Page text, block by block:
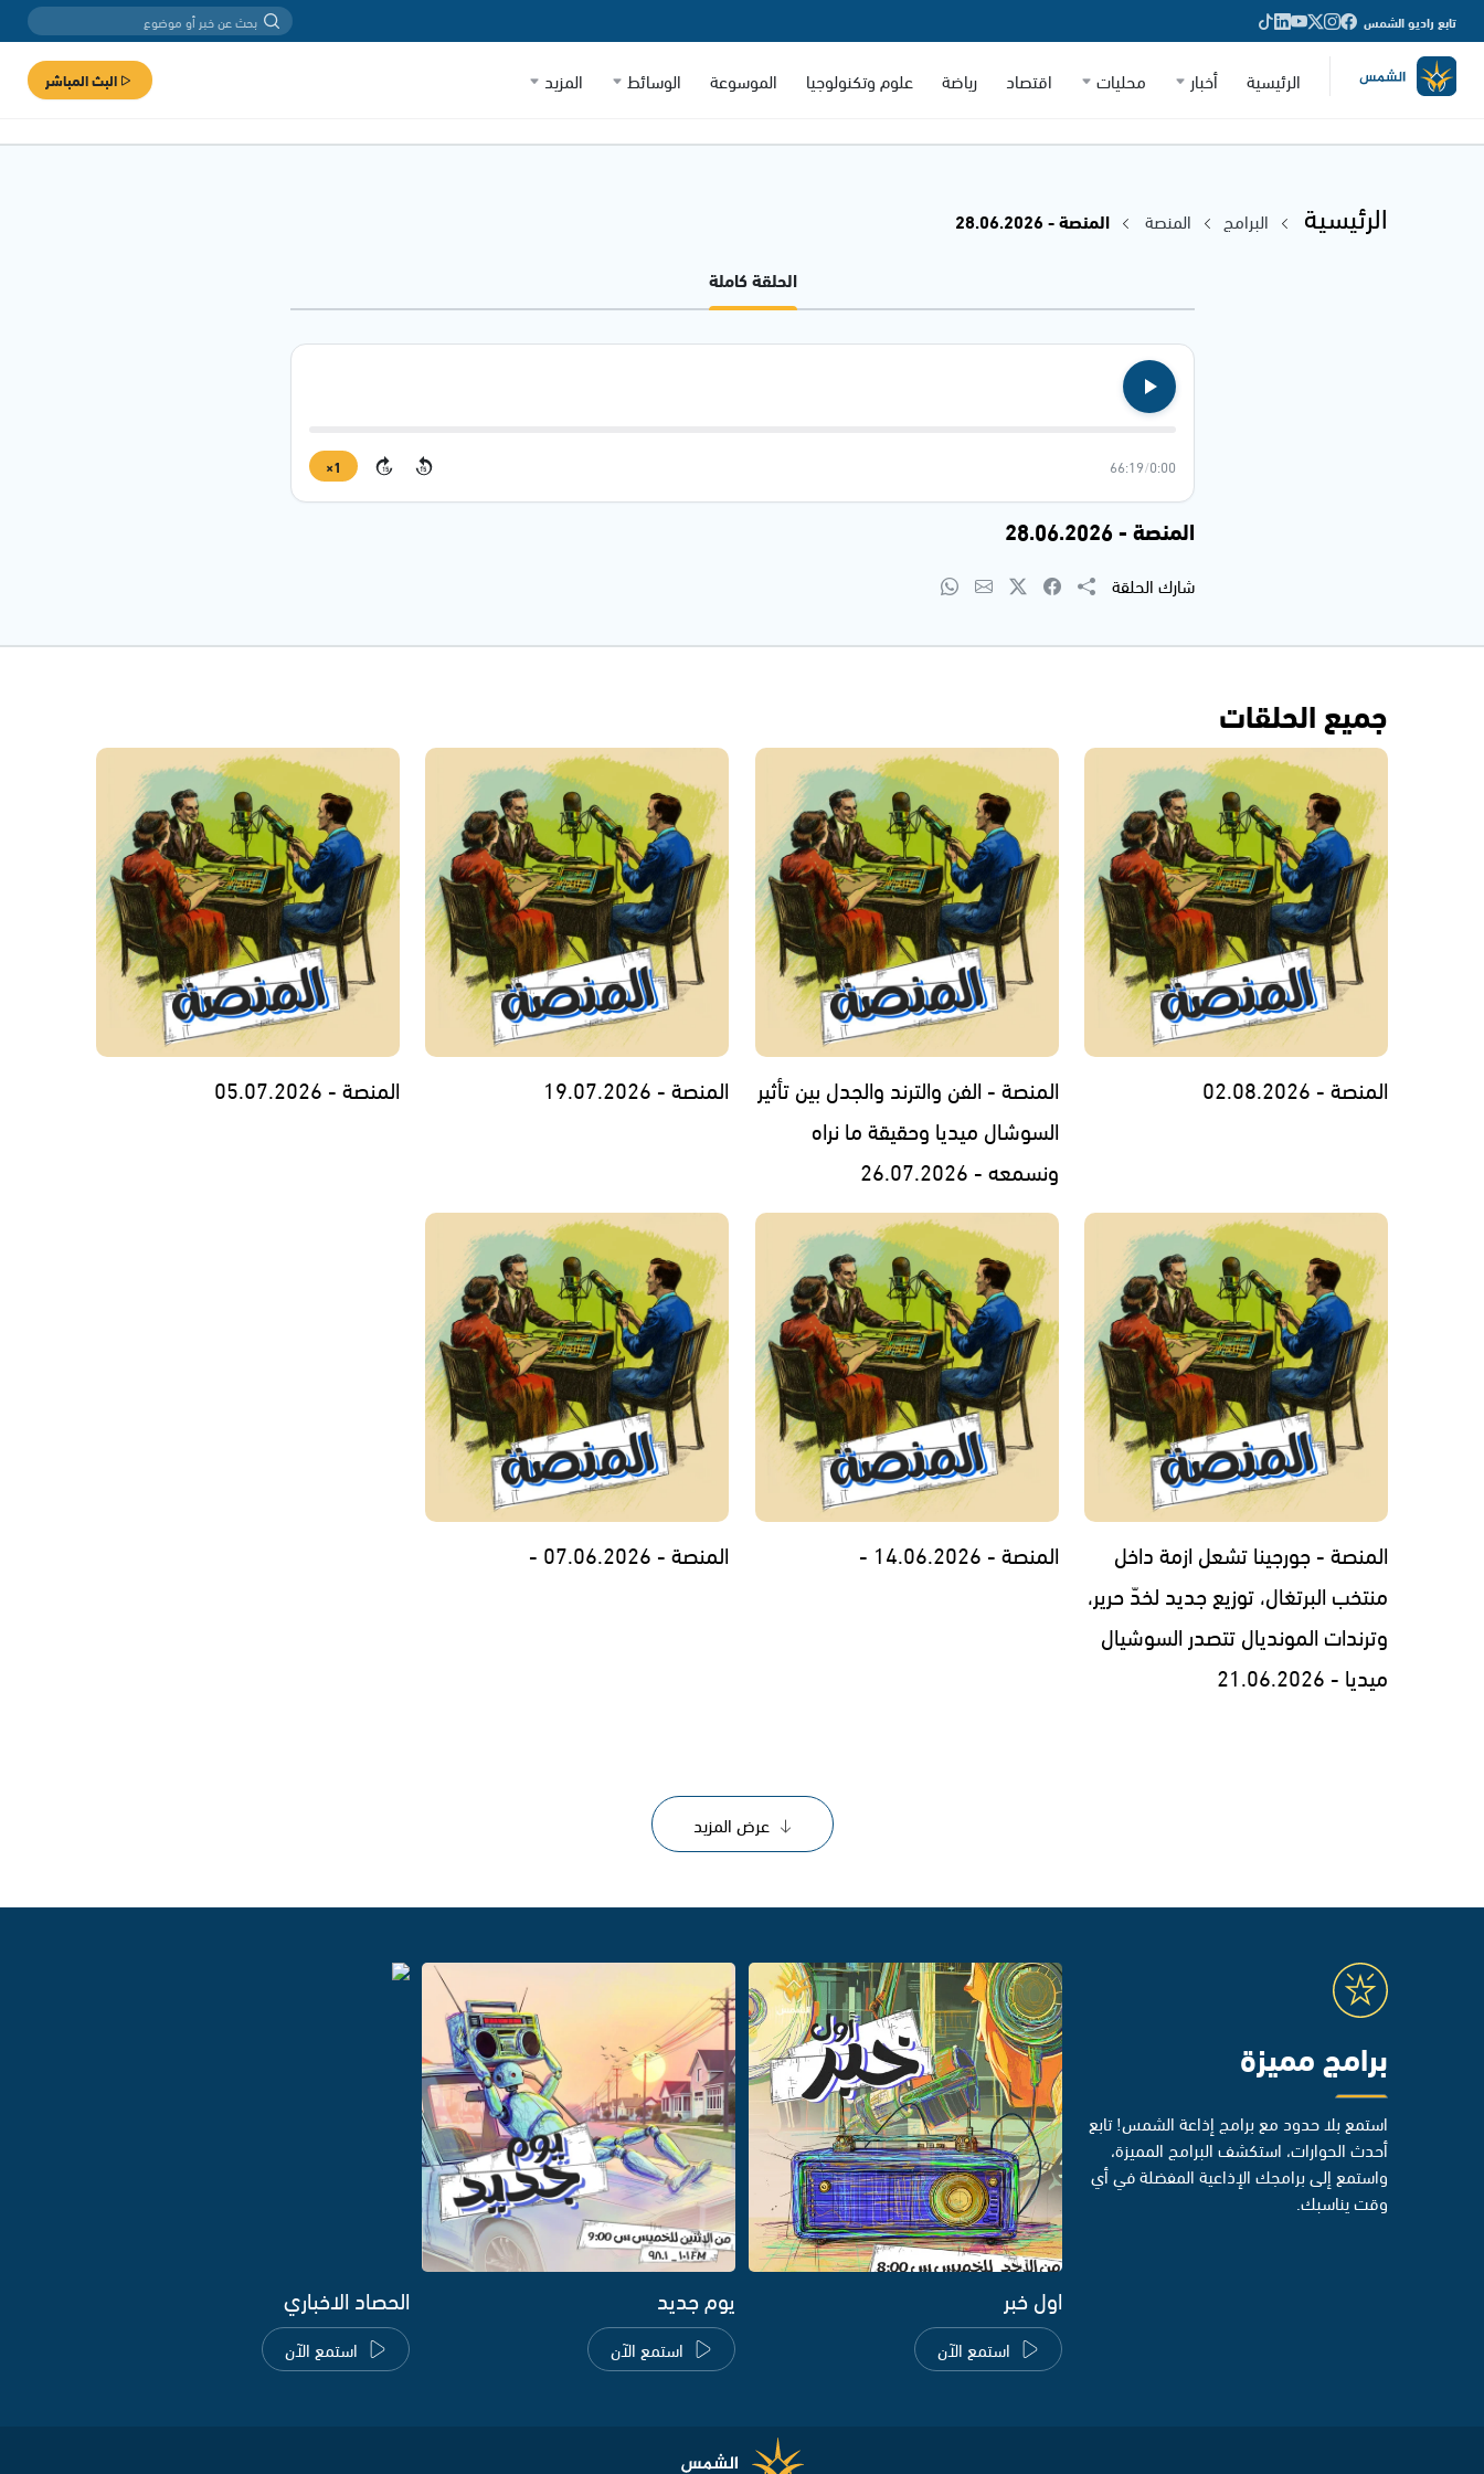
تابع راديو الشمس
الرئيسية أخبار محليات اقتصاد رياضة علوم وتكنولوجيا الموسوعة الوسائط المزيد البث المباشر
الرئيسية البرامج المنصة
المنصة - 28.06.2026
الحلقة كاملة
0:00
/
66:19
15
15
1×
المنصة - 28.06.2026
شارك الحلقة
جميع الحلقات
المنصة - 02.08.2026
المنصة - الفن والترند والجدل بين تأثير
السوشال ميديا وحقيقة ما نراه
ونسمعه - 26.07.2026
المنصة - 19.07.2026 المنصة - 05.07.2026
المنصة - جورجينا تشعل ازمة داخل
منتخب البرتغال، توزيع جديد لخدّ حرير،
وترندات المونديال تتصدر السوشيال
ميديا - 21.06.2026
المنصة - 14.06.2026 - المنصة - 07.06.2026 -
عرض المزيد
برامج مميزة
استمع بلا حدود مع برامج إذاعة الشمس! تابع
أحدث الحوارات، استكشف البرامج المميزة،
واستمع إلى برامجك الإذاعية المفضلة في أي
وقت يناسبك.
اول خبر
استمع الآن
يوم جديد
استمع الآن
الحصاد الاخباري
استمع الآن